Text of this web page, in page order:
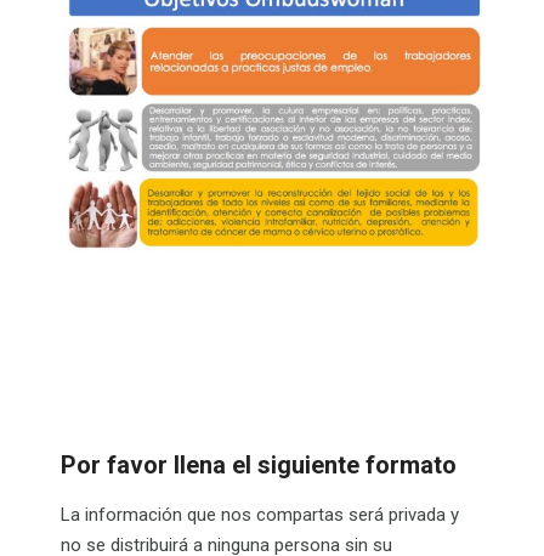
Por favor llena el siguiente formato
La información que nos compartas será privada y
no se distribuirá a ninguna persona sin su